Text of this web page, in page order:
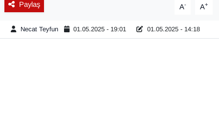
Paylaş A- A+
Necat Teyfun 01.05.2025 - 19:01 01.05.2025 - 14:18
Emlak
En çok konuşulanlar